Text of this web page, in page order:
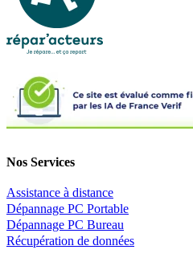
Nos Services
Assistance à distance
Dépannage PC Portable
Dépannage PC Bureau
Récupération de données